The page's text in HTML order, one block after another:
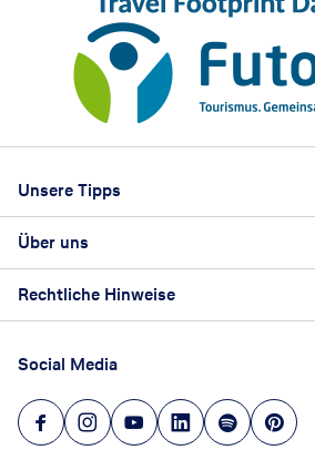
Unsere Tipps
Beste Reisezeit
Über uns
Karriere
Reisebüro Franchise-Partner werden
Unsere Unternehmenswerte
Rechtliche Hinweise
AGB
Datenschutz
Social Media